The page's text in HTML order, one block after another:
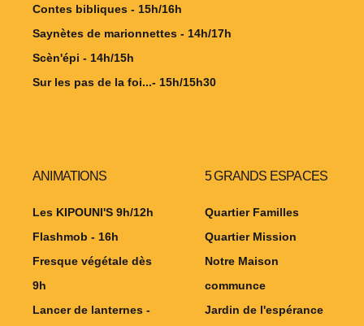
Contes bibliques - 15h/16h
Saynètes de marionnettes - 14h/17h
Scèn'épi - 14h/15h
Sur les pas de la foi...- 15h/15h30
ANIMATIONS
Les KIPOUNI'S 9h/12h
Flashmob - 16h
Fresque végétale dès
9h
Lancer de lanternes -
5 GRANDS ESPACES
Quartier Familles
Quartier Mission
Notre Maison
communce
Jardin de l'espérance